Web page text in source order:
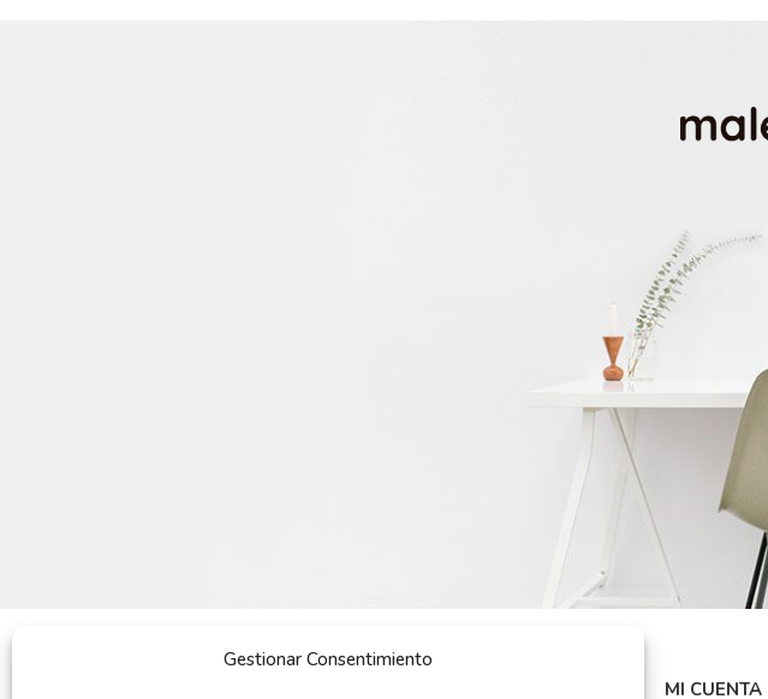
Gestionar Consentimiento
MI CUENTA